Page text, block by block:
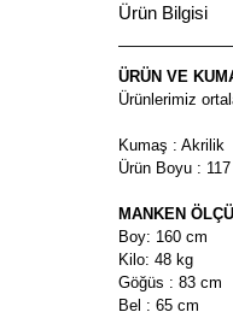
Ürün Bilgisi
ÜRÜN VE
Ürünlerimiz
Kumaş : Akrilik
Ürün Boyu :
MANKEN
Boy: 160 cm
Kilo: 48 kg
Göğüs : 83 cm
Bel : 65 cm